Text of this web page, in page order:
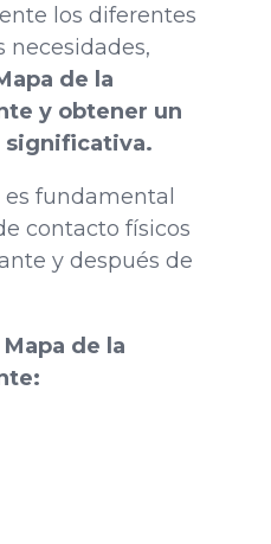
los diferentes
necesidades,
de la
y obtener un
fundamental
contacto físicos
y después de
Mapa de la